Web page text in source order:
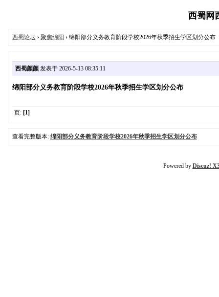
西蜀网
西蜀论坛› 聚焦绵阳 › 绵阳部分义务教育阶段学校2026年秋季招生学区划分公布
西蜀颜颜发表于 2026-5-13 08:35:11
绵阳部分义务教育阶段学校2026年秋季招生学区划分公布
页: [1]
查看完整版本: 绵阳部分义务教育阶段学校2026年秋季招生学区划分公布
Powered by Discuz!